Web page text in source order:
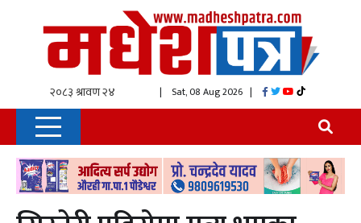
| Sat, 08 Aug 2026 |